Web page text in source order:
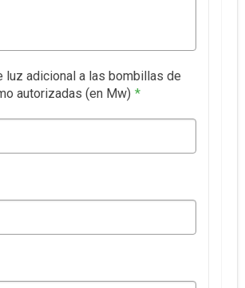
luz adicional a las bombillas de
autorizadas (en Mw) *